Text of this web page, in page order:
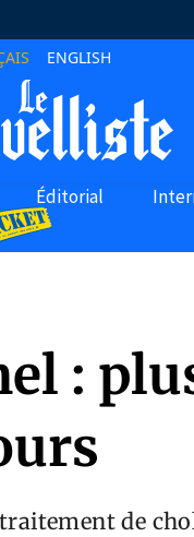
ENGLISH
Éditorial
:
de